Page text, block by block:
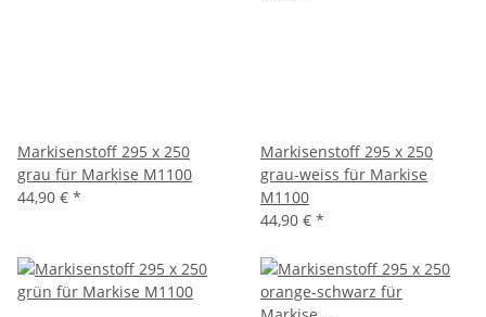
Markisenstoff 295 x 250
grau für Markise M1100
44,90 € *
Markisenstoff 295 x 250
grau-weiss für Markise
M1100
44,90 € *